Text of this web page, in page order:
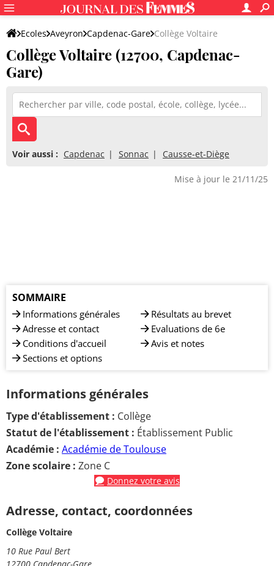
Ecoles Aveyron Capdenac-Gare Collège Voltaire
Collège Voltaire (12700, Capdenac-
Gare)
Voir aussi : Capdenac Sonnac Causse-et-Diège
Mise à jour le 21/11/25
SOMMAIRE
Informations générales
Adresse et contact
Conditions d'accueil
Sections et options
Résultats au brevet
Evaluations de 6e
Avis et notes
Informations générales
Type d'établissement : Collège
Statut de l'établissement : Établissement Public
Académie : Académie de Toulouse
Zone scolaire : Zone C
Donnez votre avis
Adresse, contact, coordonnées
Collège Voltaire
10 Rue Paul Bert
12700 Capdenac-Gare